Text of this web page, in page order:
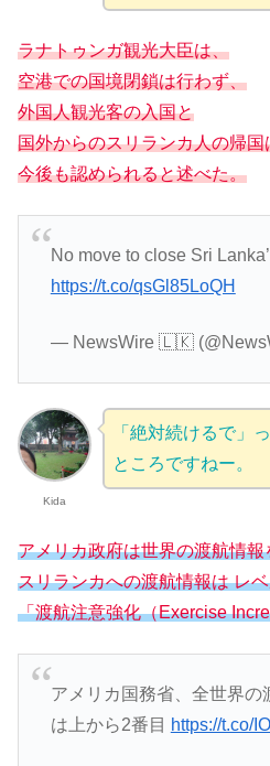
ラナトゥンガ観光大臣は、
空港での国境閉鎖は行わず、
外国人観光客の入国と
国外からのスリランカ人の帰国
今後も認められると述べた。
No move to close Sri
https://t.co/qsGl85LoQH
— NewsWire 🇱🇰
Kida
「絶対続けるで」
ところですねー。
アメリカ政府は世界の渡航情報
スリランカへの渡航情報は レ
「渡航注意強化（Exercise
アメリカ国務省、全世界
は上から2番目 https://t.co/